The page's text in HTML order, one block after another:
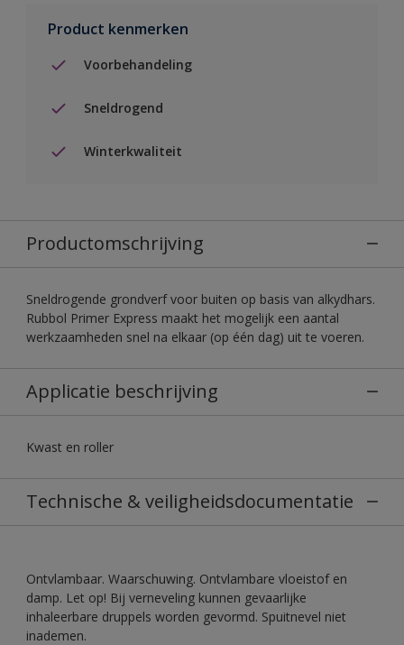
Product kenmerken
Voorbehandeling
Sneldrogend
Winterkwaliteit
Productomschrijving
Sneldrogende grondverf voor buiten op basis van alkydhars.
Rubbol Primer Express maakt het mogelijk een aantal
werkzaamheden snel na elkaar (op één dag) uit te voeren.
Applicatie beschrijving
Kwast en roller
Technische & veiligheidsdocumentatie
Ontvlambaar. Waarschuwing. Ontvlambare vloeistof en
damp. Let op! Bij verneveling kunnen gevaarlijke
inhaleerbare druppels worden gevormd. Spuitnevel niet
inademen.